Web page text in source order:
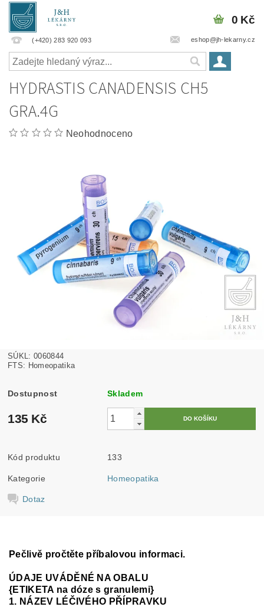
(+420) 283 920 093 eshop@jh-lekarny.cz
0 Kč
HYDRASTIS CANADENSIS CH5
GRA.4G
Neohodnoceno
SÚKL: 0060844
FTS: Homeopatika
Dostupnost Skladem
135 Kč
Kód produktu 133
Kategorie Homeopatika
Dotaz
Pečlivě pročtěte příbalovou informaci.
ÚDAJE UVÁDĚNÉ NA OBALU
{ETIKETA na dóze s granulemi}
1. NÁZEV LÉČIVÉHO PŘÍPRAVKU